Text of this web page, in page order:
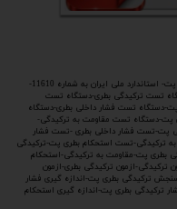
ISIRI 11610-BOTTLE BURSTING TESTER-تست ترکیدگی بطری پت- استاندارد ملی ایران به شماره 11610-
تست ترکیدگی بطری-دستگاه تست
دستگاه تست فشار داخلی بطری-دستگاه
دستگاه تست مقاومت به ترکیدگی-
پت-تست فشار داخلی بطری -تست فشار
ترکیدگی-تست استحکام بطری پت-ترکیدگی
بطری پت-مقاومت به ترکیدگی-استحکام
ازمون ترکیدگی بطری-ازمون
ترکیدگی بطری پت-اندازه گیری فشار
ترکیدگی بطری پت-اندازه گیری استحکام